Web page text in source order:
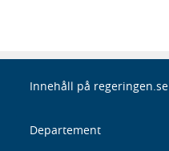
Innehåll på regeringen.se
Departement